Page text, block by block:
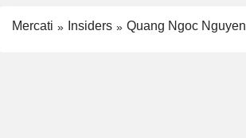
Mercati Insiders Quang Ngoc Nguyen